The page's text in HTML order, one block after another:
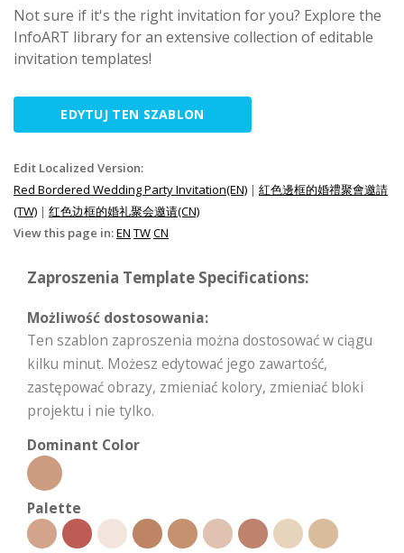
Not sure if it's the right invitation for you? Explore the
InfoART library for an extensive collection of editable
invitation templates!
EDYTUJ TEN SZABLON
Edit Localized Version:
Red Bordered Wedding Party Invitation(EN) | 紅色邊框的婚禮聚會邀請
(TW) | 红色边框的婚礼聚会邀请(CN)
View this page in:EN TWCN
Zaproszenia Template Specifications:
Możliwość dostosowania:
Ten szablon zaproszenia można dostosować w ciągu
kilku minut. Możesz edytować jego zawartość,
zastępować obrazy, zmieniać kolory, zmieniać bloki
projektu i nie tylko.
Dominant Color
Palette